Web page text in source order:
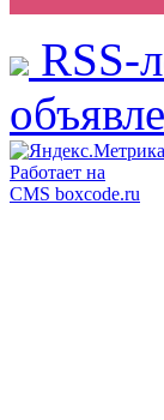
RSS-
Работает на
CMS boxcode.ru